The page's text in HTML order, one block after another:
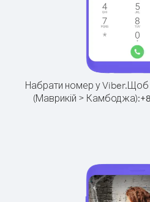
Набрати номер у Viber.Щоб
(Маврикій > Камбоджа):+